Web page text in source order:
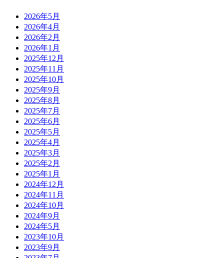
2026年5月
2026年4月
2026年2月
2026年1月
2025年12月
2025年11月
2025年10月
2025年9月
2025年8月
2025年7月
2025年6月
2025年5月
2025年4月
2025年3月
2025年2月
2025年1月
2024年12月
2024年11月
2024年10月
2024年9月
2024年5月
2023年10月
2023年9月